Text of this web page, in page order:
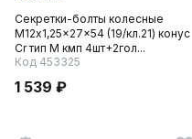
Секретки-болты колесные
М12x1,25x27x54 (19/кл.21) конус
Cr тип M кмп 4шт+2гол...
Код 453325
1 539 ₽